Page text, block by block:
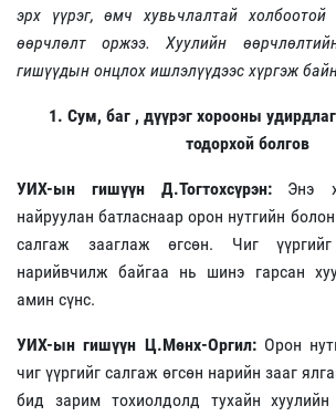
эрх үүрэг, өмч хувьчлалтай холбоотой
өөрчлөлт оржээ. Хуулийн
гишүүдын онцлох ишлэлүүдээс хүргэж
1. Сум, баг , дүүрэг хорооны
тодорхой болгов
УИХ-ын гишүүн Д.Тогтохсүрэн:Энэ
найруулан батласнаар орон нутгийн
салгаж зааглаж өгсөн. Чиг
нарийвчилж байгаа нь шинэ гарсан
амин сүнс.
УИХ-ын гишүүн Ц.Мөнх-Оргил: Орон
чиг үүргийг салгаж өгсөн нарийн зааг
бид зарим тохиолдолд тухайн хуулийн